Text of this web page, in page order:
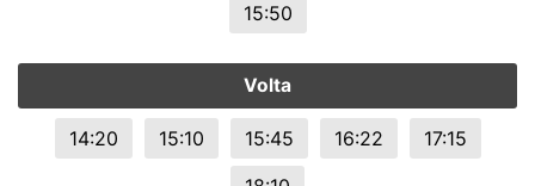
15:50
Volta
14:20 15:10 15:45 16:22
17:15